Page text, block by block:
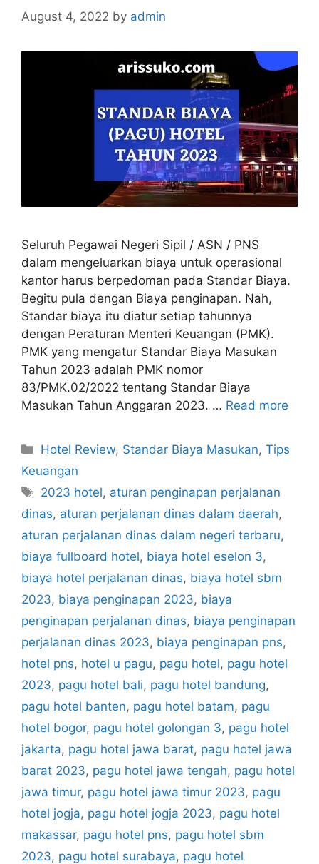
August 4, 2022 by admin
Seluruh Pegawai Negeri Sipil / ASN / PNS
dalam mengeluarkan biaya untuk operasional
kantor harus berpedoman pada Standar Biaya.
Begitu pula dengan Biaya penginapan. Nah,
Standar biaya itu diatur setiap tahunnya
dengan Peraturan Menteri Keuangan (PMK).
PMK yang mengatur Standar Biaya Masukan
Tahun 2023 adalah PMK nomor
83/PMK.02/2022 tentang Standar Biaya
Masukan Tahun Anggaran 2023. … Read more
Categories
Hotel Review, Standar Biaya Masukan,Tips
Keuangan
Tags
2023 hotel, aturan penginapan perjalanan
dinas, aturan perjalanan dinas dalam daerah,
aturan perjalanan dinas dalam negeri terbaru,
biaya fullboard hotel, biaya hotel eselon 3,
biaya hotel perjalanan dinas, biaya hotel sbm
2023, biaya penginapan 2023, biaya
penginapan perjalanan dinas, biaya penginapan
perjalanan dinas 2023, biaya penginapan pns,
hotel pns, hotel u pagu, pagu hotel, pagu hotel
2023, pagu hotel bali, pagu hotel bandung,
pagu hotel banten, pagu hotel batam, pagu
hotel bogor, pagu hotel golongan 3, pagu hotel
jakarta, pagu hotel jawa barat, pagu hotel jawa
barat 2023, pagu hotel jawa tengah, pagu hotel
jawa timur, pagu hotel jawa timur 2023, pagu
hotel jogja, pagu hotel jogja 2023, pagu hotel
makassar, pagu hotel pns, pagu hotel sbm
2023, pagu hotel surabaya, pagu hotel